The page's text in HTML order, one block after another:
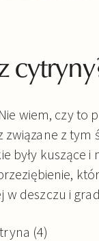
wiem, czy to
z tym
były kuszące i
deszczu i